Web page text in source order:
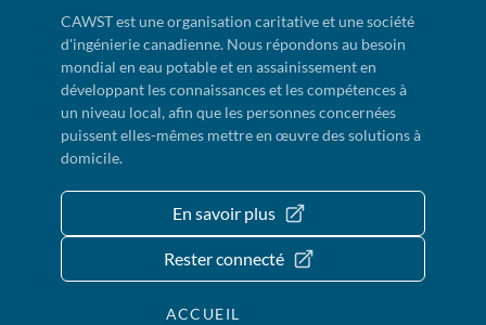
CAWST est une organisation caritative et une société
d'ingénierie canadienne. Nous répondons au besoin
mondial en eau potable et en assainissement en
développant les connaissances et les compétences à
un niveau local, afin que les personnes concernées
puissent elles-mêmes mettre en œuvre des solutions à
domicile.
En savoir plus
Rester connecté
ACCUEIL